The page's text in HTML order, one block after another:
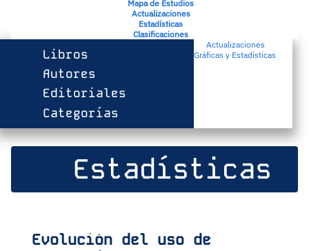
Mapa de Estudios
Actualizaciones
Estadísticas
Clasificaciones
Libros
Autores
Editoriales
Categorías
Actualizaciones
Gráficas y Estadísticas
Estadísticas
Evolución del uso de